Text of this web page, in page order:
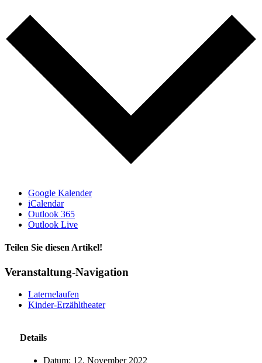
Google Kalender
iCalendar
Outlook 365
Outlook Live
Teilen Sie diesen Artikel!
Facebook
X
Bluesky
Reddit
LinkedIn
WhatsApp
Telegram
Tumblr
Pinterest
Xing
E-
Veranstaltung-Navigation
Laternelaufen
Kinder-Erzähltheater
Details
Datum: 12. November 2022